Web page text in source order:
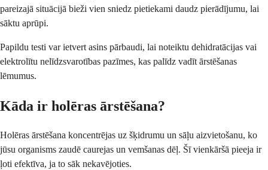
pareizajā situācijā bieži vien sniedz pietiekami daudz pierādījumu, lai
sāktu aprūpi.
Papildu testi var ietvert asins pārbaudi, lai noteiktu dehidratācijas vai
elektrolītu nelīdzsvarotības pazīmes, kas palīdz vadīt ārstēšanas
lēmumus.
Kāda ir holēras ārstēšana?
Holēras ārstēšana koncentrējas uz šķidrumu un sāļu aizvietošanu, ko
jūsu organisms zaudē caurejas un vemšanas dēļ. Šī vienkāršā pieeja ir
ļoti efektīva, ja to sāk nekavējoties.